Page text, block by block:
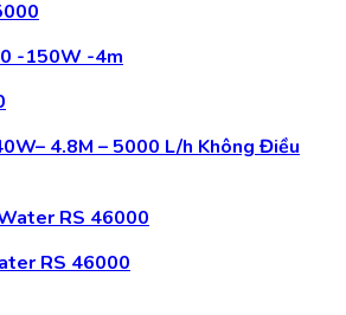
-150W -4m
4.8M – 5000 L/h Không Điều
RS 46000